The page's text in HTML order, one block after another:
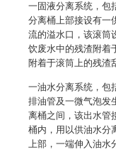
一固液分离系统，包
分离桶上部接设有一
流的溢水口，该滚筒
饮废水中的残渣附着
附着于滚筒上的残渣
一油水分离系统，包
排油管及一微气泡发
离桶之间，该出水管
桶内，用以供油水分
上部，一端伸入油水